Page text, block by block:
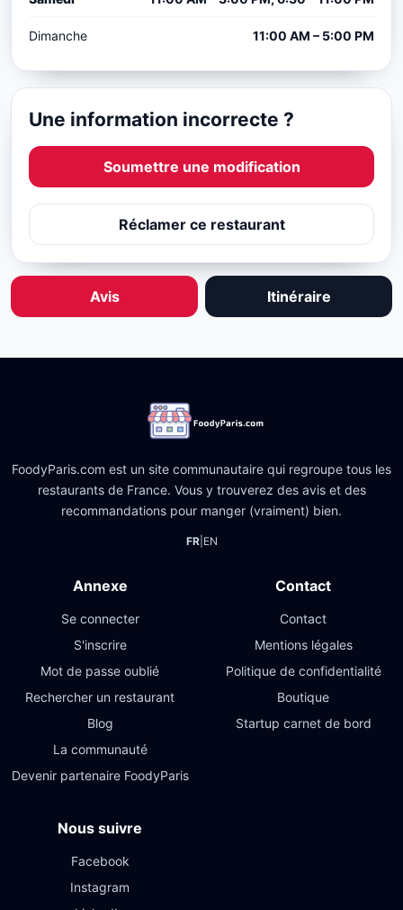
Dimanche 11:00 AM – 5:00 PM
Une information incorrecte ?
Soumettre une modification
Réclamer ce restaurant
Avis Itinéraire
FoodyParis.com est un site communautaire qui regroupe tous les
restaurants de France. Vous y trouverez des avis et des
recommandations pour manger (vraiment) bien.
FR| EN
Annexe
Se connecter
S'inscrire
Mot de passe oublié
Rechercher un restaurant
Blog
La communauté
Devenir partenaire FoodyParis
Contact
Contact
Mentions légales
Politique de confidentialité
Boutique
Startup carnet de bord
Nous suivre
Facebook
Instagram